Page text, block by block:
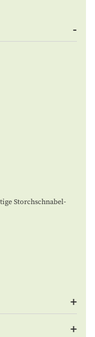
Storchschnabel-